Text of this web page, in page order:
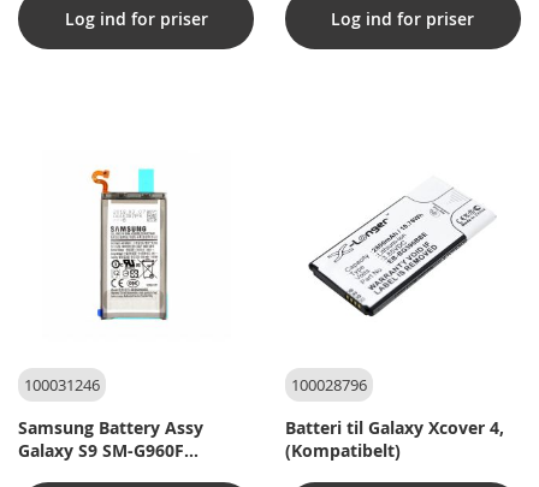
Log ind for priser Log ind for priser
100031246
Samsung Battery Assy
Galaxy S9 SM-G960F
100028796
Batteri til Galaxy Xcover 4,
(Kompatibelt)